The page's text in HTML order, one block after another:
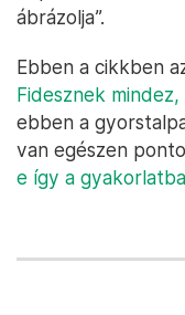
ábrázolja”.
Ebben a cikkben
Fidesznek
ebben a
van egészen
e így a